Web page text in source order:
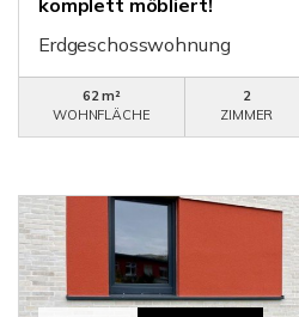
komplett möbliert!
Erdgeschosswohnung
62 m²
WOHNFLÄCHE
2
ZIMMER